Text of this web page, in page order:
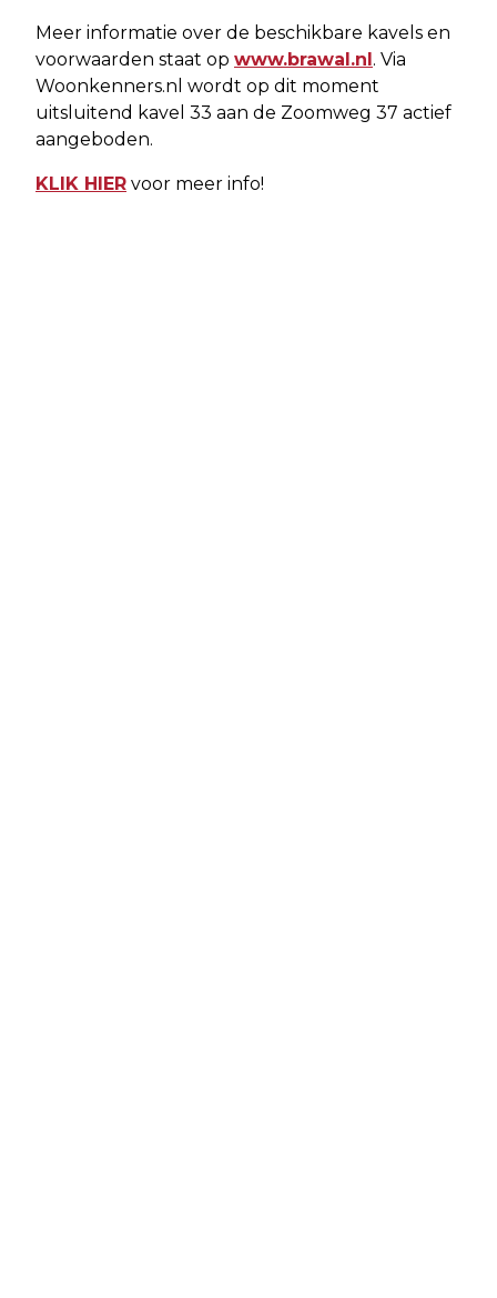
Meer informatie over de beschikbare kavels en
voorwaarden staat op www.brawal.nl . Via
Woonkenners.nl wordt op dit moment
uitsluitend kavel 33 aan de Zoomweg 37 actief
aangeboden.
KLIK HIER voor meer info!